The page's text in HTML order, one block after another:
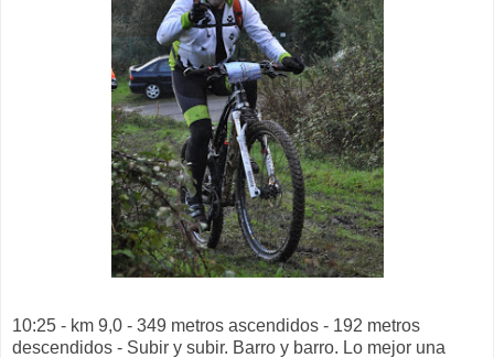
10:25 - km 9,0 - 349 metros ascendidos - 192 metros
descendidos - Subir y subir. Barro y barro. Lo mejor una